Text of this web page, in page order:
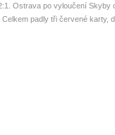
Ostrava po vyloučení Skyby
padly tři červené karty,